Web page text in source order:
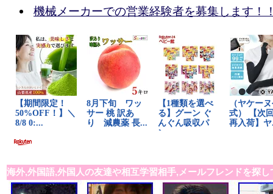
機械メーカーでの営業経験者を募集します！
海外,外国語,外国人の友達や相互学習相手,メールフレンドを探し